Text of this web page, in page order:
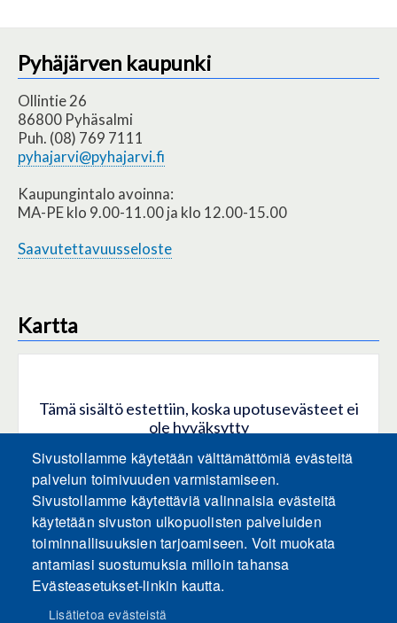
Pyhäjärven kaupunki
Ollintie 26
86800 Pyhäsalmi
Puh. (08) 769 7111
pyhajarvi@pyhajarvi.fi
Kaupungintalo avoinna:
MA-PE klo 9.00-11.00 ja klo 12.00-15.00
Saavutettavuusseloste
Kartta
Tämä sisältö estettiin, koska upotusevästeet ei
ole hyväksytty
HYVÄKSY KAIKKI EVÄSTEET
Hyväksy vain upotusevästeet
Sivustollamme käytetään välttämättömiä evästeitä
palvelun toimivuuden varmistamiseen.
Sivustollamme käytettäviä valinnaisia evästeitä
käytetään sivuston ulkopuolisten palveluiden
toiminnallisuuksien tarjoamiseen. Voit muokata
antamiasi suostumuksia milloin tahansa
Evästeasetukset-linkin kautta.
Lisätietoa evästeistä